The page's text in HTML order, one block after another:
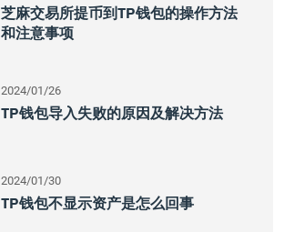
芝麻交易所提币到TP钱包的操作方法
和注意事项
2024/01/26
TP钱包导入失败的原因及解决方法
2024/01/30
TP钱包不显示资产是怎么回事